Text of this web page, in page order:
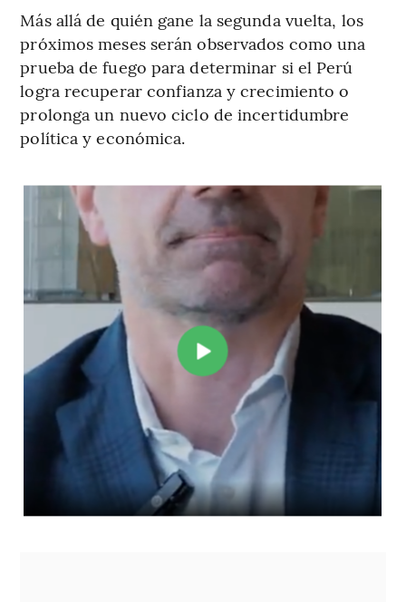
Más allá de quién gane la segunda vuelta, los
próximos meses serán observados como una
prueba de fuego para determinar si el Perú
logra recuperar confianza y crecimiento o
prolonga un nuevo ciclo de incertidumbre
política y económica.